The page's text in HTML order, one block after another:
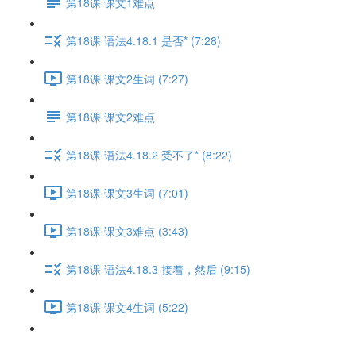
第18课 语法4.18.1 是否* (7:28)
第18课 课文2生词 (7:27)
第18课 课文2难点
第18课 语法4.18.2 受不了* (8:22)
第18课 课文3生词 (7:01)
第18课 课文3难点 (3:43)
第18课 语法4.18.3 接着，然后 (9:15)
第18课 课文4生词 (5:22)